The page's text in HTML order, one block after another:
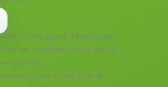
her gün bir başlangıç,
an, sevgiyle büyür hayat.
şey net,
hiçbir engel yok! 🌟